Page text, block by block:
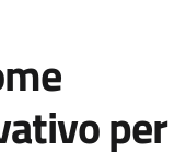
per